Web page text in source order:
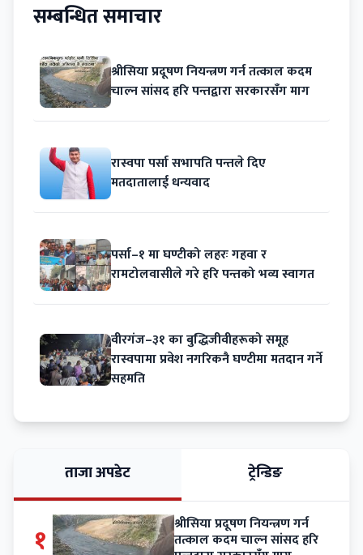
सम्बन्धित समाचार
श्रीसिया प्रदूषण नियन्त्रण गर्न तत्काल कदम
चाल्न सांसद हरि पन्तद्वारा सरकारसँग माग
रास्वपा पर्सा सभापति पन्तले दिए
मतदातालाई धन्यवाद
पर्सा–१ मा घण्टीको लहरः गहवा र
रामटोलवासीले गरे हरि पन्तको भव्य स्वागत
वीरगंज–३१ का बुद्धिजीवीहरूको समूह
रास्वपामा प्रवेश नगरिकनै घण्टीमा मतदान गर्ने
सहमति
ताजा अपडेट ट्रेन्डिङ
१ श्रीसिया प्रदूषण नियन्त्रण गर्न
तत्काल कदम चाल्न सांसद हरि